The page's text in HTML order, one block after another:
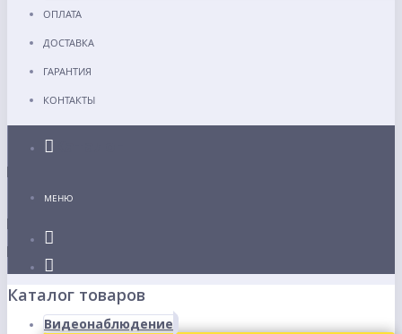
ОПЛАТА
ДОСТАВКА
ГАРАНТИЯ
КОНТАКТЫ
МЕНЮ
Каталог товаров
Видеонаблюдение